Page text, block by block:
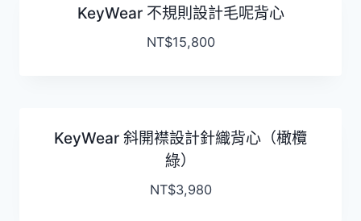
KeyWear 不規則設計毛呢背心
NT$15,800
KeyWear 斜開襟設計針織背心（橄欖
綠）
NT$3,980